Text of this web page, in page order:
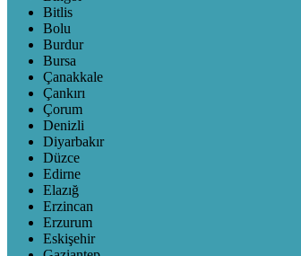
Bitlis
Bolu
Burdur
Bursa
Çanakkale
Çankırı
Çorum
Denizli
Diyarbakır
Düzce
Edirne
Elazığ
Erzincan
Erzurum
Eskişehir